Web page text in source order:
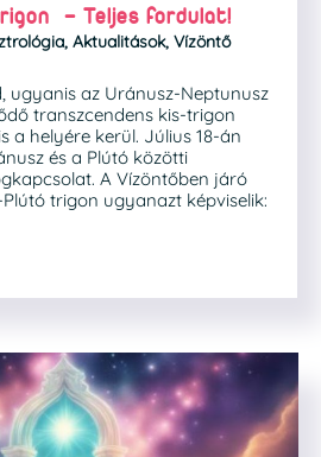
– Teljes fordulat!
, Aktualitások, Vízöntő
ugyanis az Uránusz-Neptunusz
transzcendens kis-trigon
a helyére kerül. Július 18-án
és a Plútó közötti
A Vízöntőben járó
trigon ugyanazt képviselik: